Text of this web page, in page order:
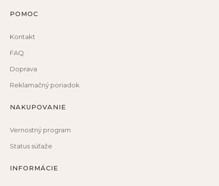
POMOC
Kontakt
FAQ
Doprava
Reklamačný poriadok
NAKUPOVANIE
Vernostný program
Status súťaže
INFORMÁCIE